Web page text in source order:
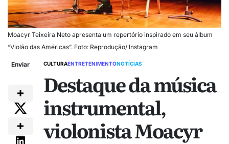
Moacyr Teixeira Neto apresenta um repertório inspirado em seu álbum
“Violão das Américas”. Foto: Reprodução/ Instagram
Enviar CULTURAENTRETENIMENTONOTÍCIAS
Destaque da música
instrumental,
violonista Moacyr